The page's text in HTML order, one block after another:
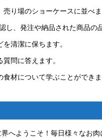
り場のショーケースに並べ
、発注や納品された商品の
清潔に保ちます。
問に答えます。
材について学ぶことができま
へようこそ！毎日様々なお